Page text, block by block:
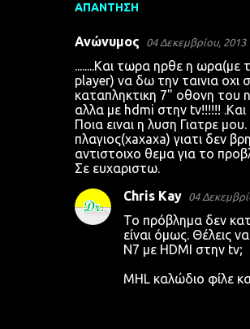
ΑΠΆΝΤΗΣΗ
Ανώνυμος 04 Δεκεμβρίου, 2013
........Kαι τωρα ηρθε η ωρα(με
player) να δω την ταινια οχι
καταπληκτικη 7" οθονη του
αλλα με hdmi στην tv!!!!!! .Και
Ποια ειναι η λυση Γιατρε
πλαγιος(xaxaxa) γιατι δεν
αντιστοιχο θεμα για το
Σε ευχαριστω.
Chris Kay
04
Το πρόβλημα δεν
είναι όμως. Θέλεις
Ν7 με HDMI στην tv;
MHL καλώδιο φίλε